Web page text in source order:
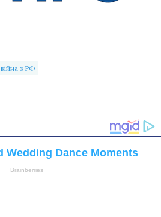
війна з РФ